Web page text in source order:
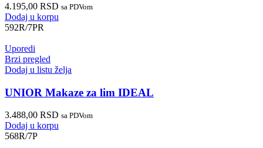
4.195,00 RSD sa PDVom
Dodaj u korpu
592R/7PR
Uporedi
Brzi pregled
Dodaj u listu želja
UNIOR Makaze za lim IDEAL
3.488,00 RSD sa PDVom
Dodaj u korpu
568R/7P